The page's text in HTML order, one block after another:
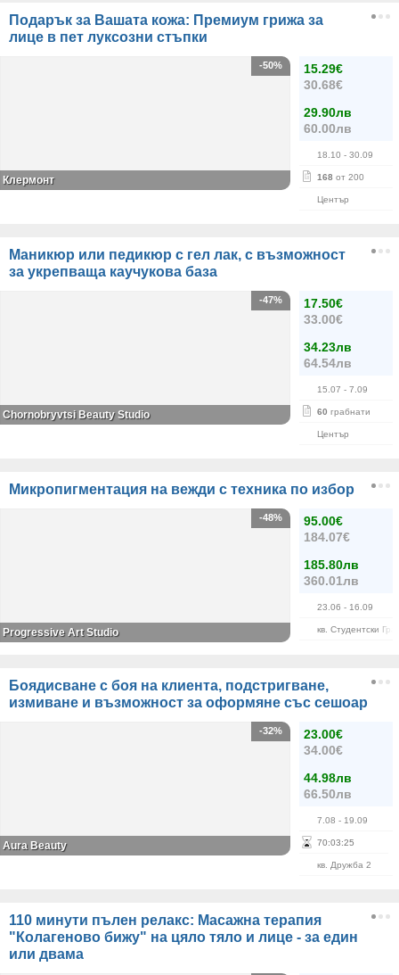
Подарък за Вашата кожа: Премиум грижа за
лице в пет луксозни стъпки
15.29€
30.68€
29.90лв
60.00лв
18.10 - 30.09
168 от 200
Център
-50%
Клермонт
Маникюр или педикюр с гел лак, с възможност
за укрепваща каучукова база
17.50€
33.00€
34.23лв
64.54лв
15.07 - 7.09
60 грабнати
Център
-47%
Chornobryvtsi Beauty Studio
Микропигментация на вежди с техника по избор
95.00€
184.07€
185.80лв
360.01лв
23.06 - 16.09
кв. Студентски
-48%
Progressive Art Studio
Боядисване с боя на клиента, подстригване,
измиване и възможност за оформяне със сешоар
23.00€
34.00€
44.98лв
66.50лв
7.08 - 19.09
70:03:24
кв. Дружба 2
-32%
Aura Beauty
110 минути пълен релакс: Масажна терапия
"Колагеново бижу" на цяло тяло и лице - за един
или двама